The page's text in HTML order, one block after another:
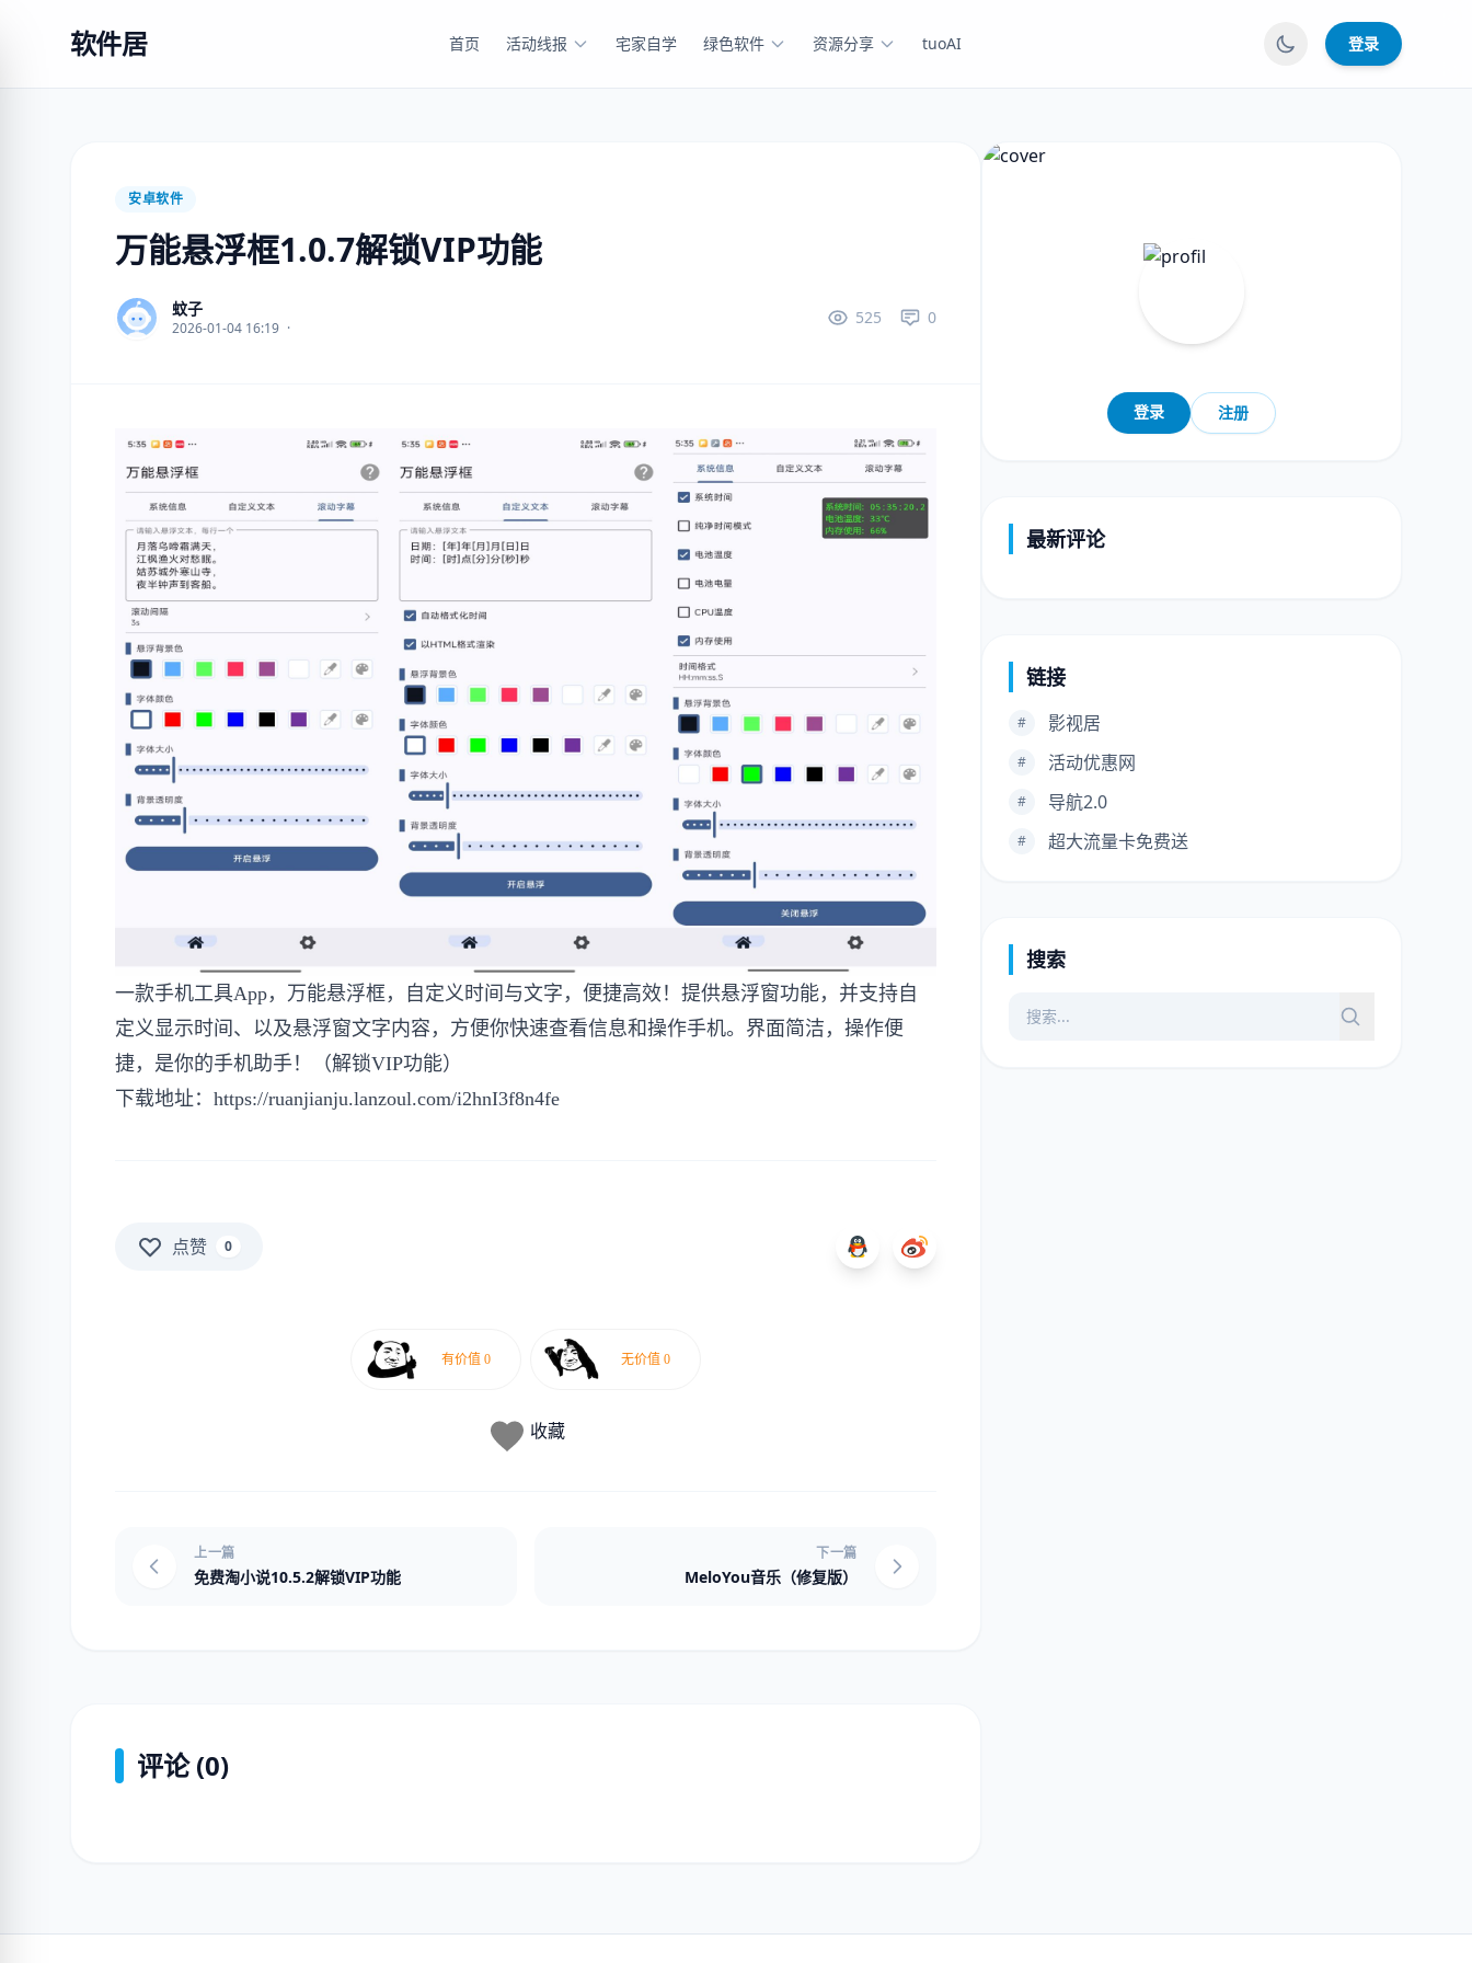
软件居 首页 活动线报 宅家自学 绿色软件 资源分享 tuoAI 登录
安卓软件
万能悬浮框1.0.7解锁VIP功能
蚊子
2026-01-04 16:19 ·
525 0
一款手机工具App，万能悬浮框，自定义时间与文字，便捷高效！提供悬浮窗功能，并支持自
定义显示时间、以及悬浮窗文字内容，方便你快速查看信息和操作手机。界面简洁，操作便
捷，是你的手机助手！（解锁VIP功能）
下载地址： https://ruanjianju.lanzoul.com/i2hnI3f8n4fe
点赞 0
收藏
上一篇
免费淘小说10.5.2解锁VIP功能
下一篇
MeloYou音乐（修复版）
评论 (0)
登录 注册
最新评论
链接
# 影视居
# 活动优惠网
# 导航2.0
# 超大流量卡免费送
搜索